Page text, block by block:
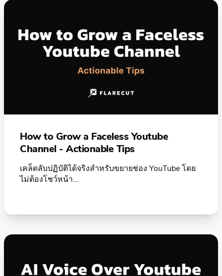
How to Grow a Faceless Youtube
Channel - Actionable Tips
เคล็ดลับปฏิบัติได้จริงสำหรับขยายช่อง YouTube โดย
ไม่ต้องโชว์หน้า...